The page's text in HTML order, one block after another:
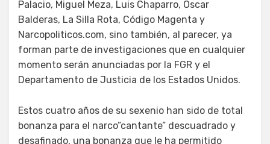
Palacio, Miguel Meza, Luis Chaparro, Óscar
Balderas, La Silla Rota, Código Magenta y
Narcopoliticos.com, sino también, al parecer, ya
forman parte de investigaciones que en cualquier
momento serán anunciadas por la FGR y el
Departamento de Justicia de los Estados Unidos.
Estos cuatro años de su sexenio han sido de total
bonanza para el narco”cantante” descuadrado y
desafinado, una bonanza que le ha permitido